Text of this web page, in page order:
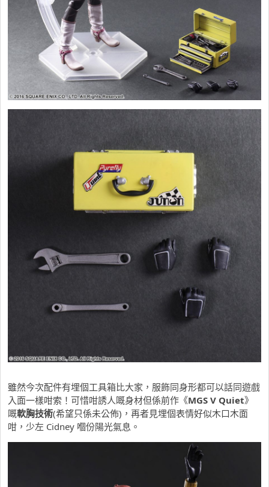
雖然今次配件有埋個工具箱比大家，服飾同身形都可以話同遊戲
入面一樣咁索！可惜咁誘人嘅身材但係前作《MGS V Quiet》
嘅軟胸技術(希望只係未公佈)，再者見埋個表情好似木口木面
咁，少左 Cidney 嗰份陽光氣息。